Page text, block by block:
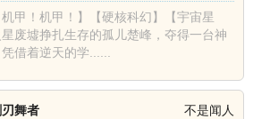
机甲！机甲！】【硬核科幻】【宇宙星
废墟挣扎生存的孤儿楚峰，夺得一台神
借着逆天的学......
不是闻人
舞者